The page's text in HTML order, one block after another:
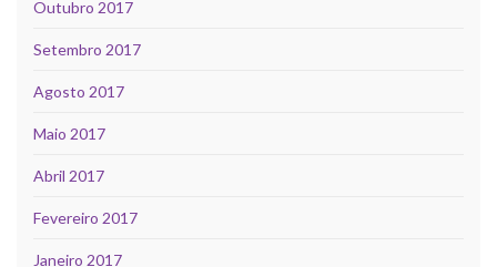
Outubro 2017
Setembro 2017
Agosto 2017
Maio 2017
Abril 2017
Fevereiro 2017
Janeiro 2017